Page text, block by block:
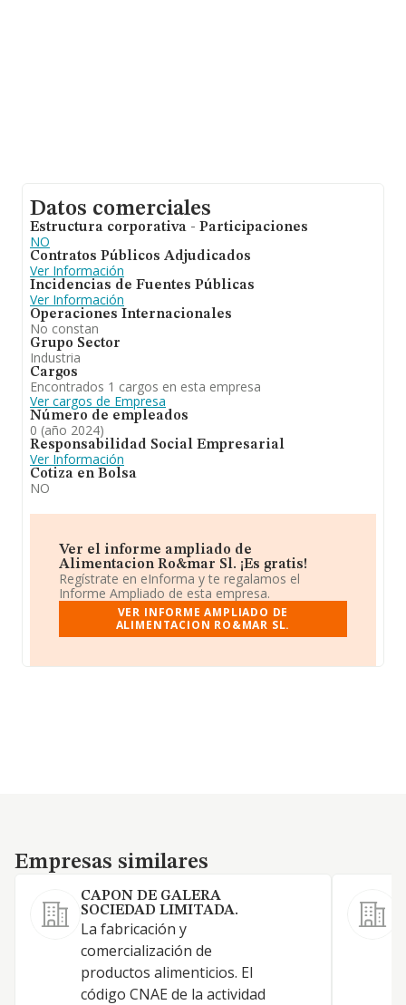
Datos comerciales
Estructura corporativa - Participaciones
NO
Contratos Públicos Adjudicados
Ver Información
Incidencias de Fuentes Públicas
Ver Información
Operaciones Internacionales
No constan
Grupo Sector
Industria
Cargos
Encontrados 1 cargos en esta empresa
Ver cargos de Empresa
Número de empleados
0 (año 2024)
Responsabilidad Social Empresarial
Ver Información
Cotiza en Bolsa
NO
Ver el informe ampliado de
Alimentacion Ro&mar Sl. ¡Es gratis!
Regístrate en eInforma y te regalamos el
Informe Ampliado de esta empresa.
VER INFORME AMPLIADO DE
ALIMENTACION RO&MAR SL.
Empresas similares
Empresas similares
CAPON DE GALERA
SOCIEDAD LIMITADA.
La fabricación y
comercialización de
productos alimenticios. El
código CNAE de la actividad